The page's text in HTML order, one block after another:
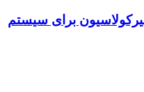
برای سیستم